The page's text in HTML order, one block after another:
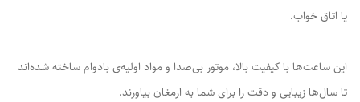
یا اتاق خواب.
این ساعت‌ها با کیفیت بالا، موتور بی‌صدا و مواد اولیه‌ی بادوام ساخته شده‌اند
تا سال‌ها زیبایی و دقت را برای شما به ارمغان بیاورند.